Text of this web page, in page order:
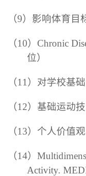
（9）影响体育
（10）Chronic
位）
（11） 对学校基
（12）基础运动
（13）个人价值
（14）
Activity.